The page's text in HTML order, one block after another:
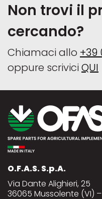
Non trovi il
cercando?
Chiamaci allo +39
oppure scrivici QUI
O.F.A.S. S.p.A.
Via Dante Alighieri, 25
36065 Mussolente (VI)